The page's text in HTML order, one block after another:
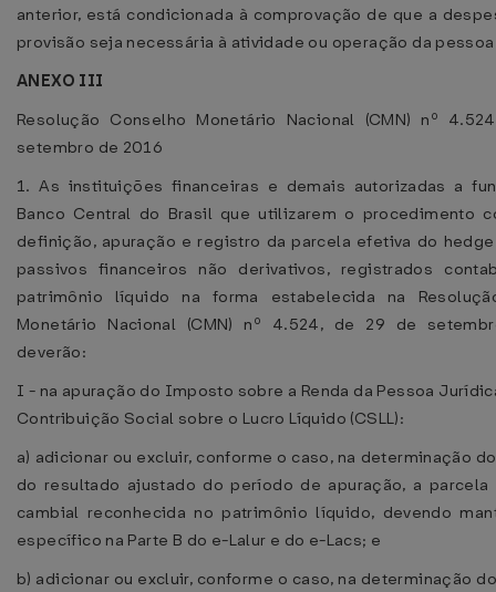
anterior, está condicionada à comprovação de que a
provisão seja necessária à atividade ou operação da
ANEXO III
Resolução Conselho Monetário Nacional (CMN) nº
setembro de 2016
1. As instituições financeiras e demais autorizadas a
Banco Central do Brasil que utilizarem o procedimento
definição, apuração e registro da parcela efetiva do
passivos financeiros não derivativos, registrados
patrimônio líquido na forma estabelecida na
Monetário Nacional (CMN) nº 4.524, de 29 de
deverão:
I - na apuração do Imposto sobre a Renda da Pessoa
Contribuição Social sobre o Lucro Líquido (CSLL):
a) adicionar ou excluir, conforme o caso, na determinação
do resultado ajustado do período de apuração, a parcela
cambial reconhecida no patrimônio líquido, devendo
específico na Parte B do e-Lalur e do e-Lacs; e
b) adicionar ou excluir, conforme o caso, na determinação